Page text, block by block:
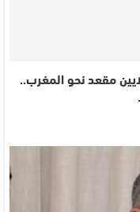
تطلق 156 خطا جويا و5.3 ملايين مقعد نحو المغرب..